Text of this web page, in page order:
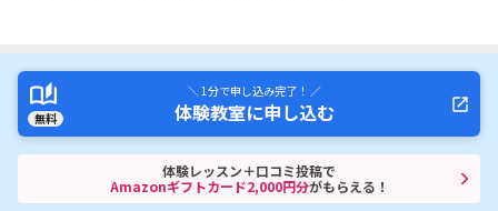
無料
＼ 1分で申し込み完了！ ／
体験教室に申し込む
体験レッスン＋口コミ投稿で
Amazonギフトカード2,000円分がもらえる！